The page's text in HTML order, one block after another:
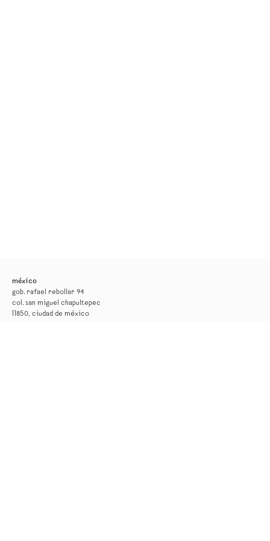
méxico
gob. rafael rebollar 94
col. san miguel chapultepec
11850, ciudad de méxico